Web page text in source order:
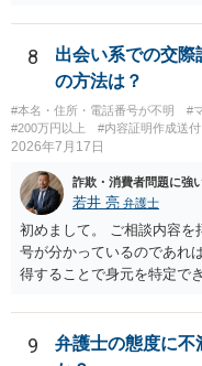
ず、可能であればブロック
ば、最寄りの警察署に相
考になれば幸いです。
8
出会い系での交
の方法は？
#本名・住所・電話番号が不明 #
#200万円以上
#内容証明作成送付
2026年7月17日
詐欺・消費者問題に強
若井 亮 弁護士
初めまして。 ご相談内容を
号が分かっているのであれ
得することで身元を特定で
ろです。 LINEについても
りますが、携帯電話の番
を特定した後は、返金の理
9
弁護士の態度に不